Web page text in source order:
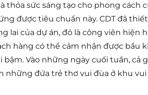
thỏa sức sáng tạo cho phong cách
được tiêu chuẩn này. CDT đã
lai của dự án, đó là công viên hiện
hàng có thể cảm nhận được bầu
Vào những ngày cuối tuần, cả
những đứa trẻ thơ vui đùa ở khu